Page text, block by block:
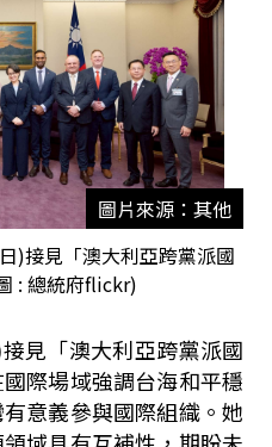
圖片來源：其他
)接見「澳大利亞跨黨派國
: 總統府flickr)
見「澳大利亞跨黨派國
際場域強調台海和平穩
意義參與國際組織。她